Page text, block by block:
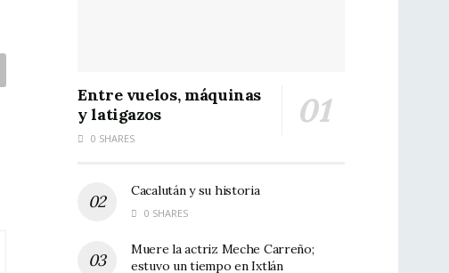
Entre vuelos, máquinas
y latigazos
0 SHARES
Cacalután y su historia
0 SHARES
Muere la actriz Meche Carreño;
estuvo un tiempo en Ixtlán